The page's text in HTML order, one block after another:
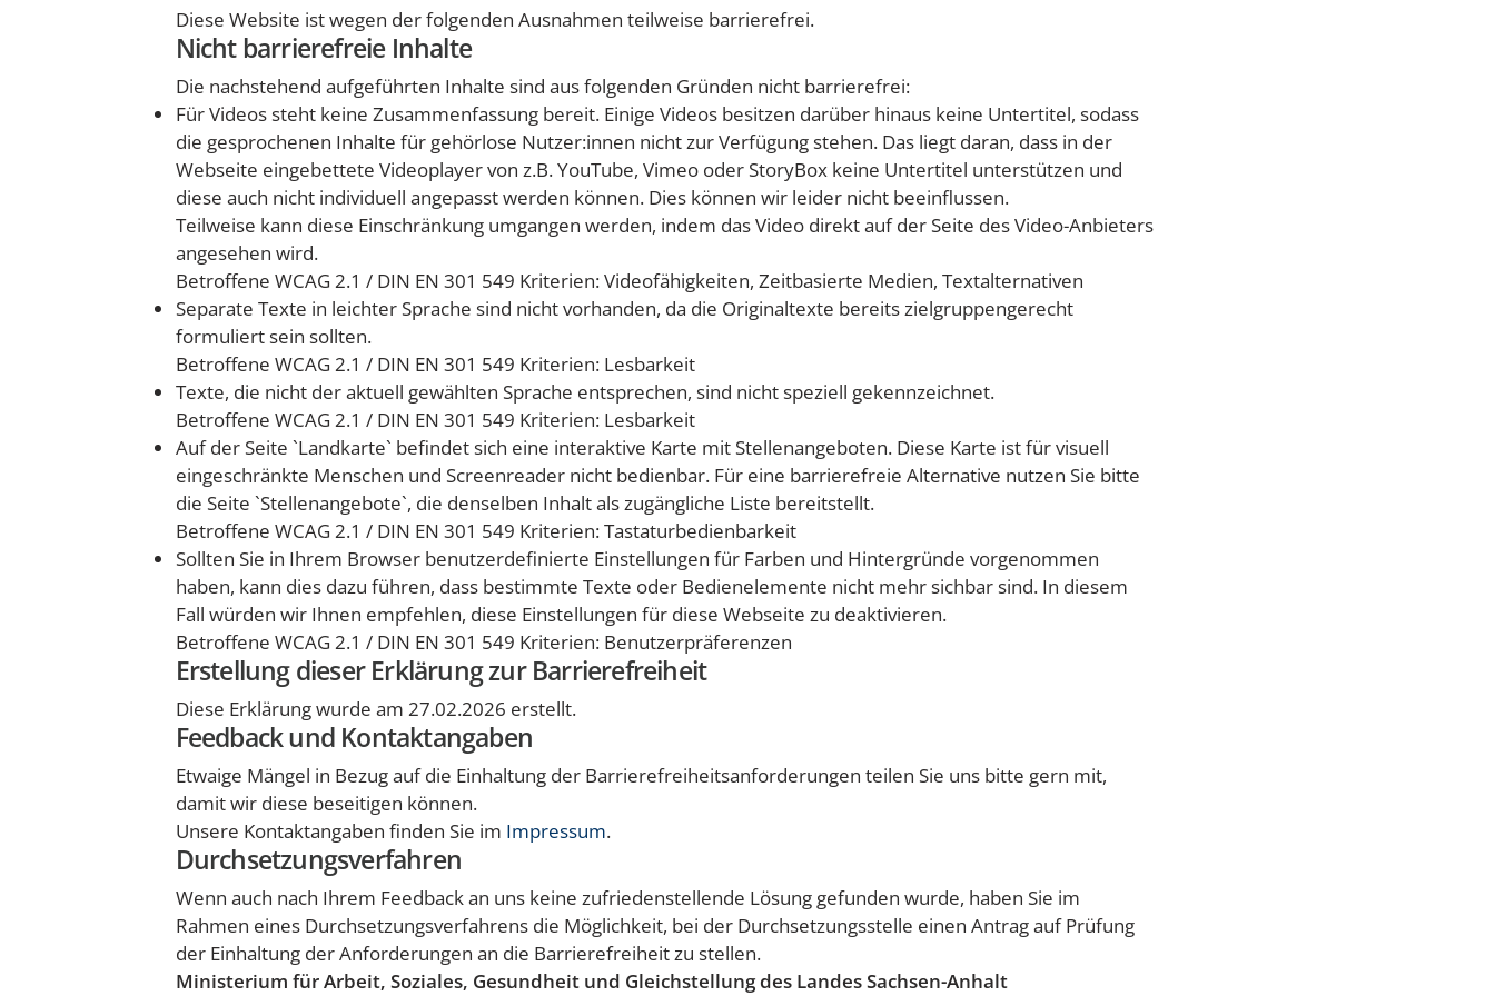
Diese Website ist wegen der folgenden Ausnahmen teilweise barrierefrei.
Nicht barrierefreie Inhalte
Die nachstehend aufgeführten Inhalte sind aus folgenden Gründen nicht barrierefrei:
Für Videos steht keine Zusammenfassung bereit. Einige Videos besitzen darüber hinaus keine Untertitel, sodass
die gesprochenen Inhalte für gehörlose Nutzer:innen nicht zur Verfügung stehen. Das liegt daran, dass in der
Webseite eingebettete Videoplayer von z.B. YouTube, Vimeo oder StoryBox keine Untertitel unterstützen und
diese auch nicht individuell angepasst werden können. Dies können wir leider nicht beeinflussen.
Teilweise kann diese Einschränkung umgangen werden, indem das Video direkt auf der Seite des Video-Anbieters
angesehen wird.
Betroffene WCAG 2.1 / DIN EN 301 549 Kriterien: Videofähigkeiten, Zeitbasierte Medien, Textalternativen
Separate Texte in leichter Sprache sind nicht vorhanden, da die Originaltexte bereits zielgruppengerecht
formuliert sein sollten.
Betroffene WCAG 2.1 / DIN EN 301 549 Kriterien: Lesbarkeit
Texte, die nicht der aktuell gewählten Sprache entsprechen, sind nicht speziell gekennzeichnet.
Betroffene WCAG 2.1 / DIN EN 301 549 Kriterien: Lesbarkeit
Auf der Seite `Landkarte` befindet sich eine interaktive Karte mit Stellenangeboten. Diese Karte ist für visuell
eingeschränkte Menschen und Screenreader nicht bedienbar. Für eine barrierefreie Alternative nutzen Sie bitte
die Seite `Stellenangebote`, die denselben Inhalt als zugängliche Liste bereitstellt.
Betroffene WCAG 2.1 / DIN EN 301 549 Kriterien: Tastaturbedienbarkeit
Sollten Sie in Ihrem Browser benutzerdefinierte Einstellungen für Farben und Hintergründe vorgenommen
haben, kann dies dazu führen, dass bestimmte Texte oder Bedienelemente nicht mehr sichbar sind. In diesem
Fall würden wir Ihnen empfehlen, diese Einstellungen für diese Webseite zu deaktivieren.
Betroffene WCAG 2.1 / DIN EN 301 549 Kriterien: Benutzerpräferenzen
Erstellung dieser Erklärung zur Barrierefreiheit
Diese Erklärung wurde am 27.02.2026 erstellt.
Feedback und Kontaktangaben
Etwaige Mängel in Bezug auf die Einhaltung der Barrierefreiheitsanforderungen teilen Sie uns bitte gern mit,
damit wir diese beseitigen können.
Unsere Kontaktangaben finden Sie im Impressum.
Durchsetzungsverfahren
Wenn auch nach Ihrem Feedback an uns keine zufriedenstellende Lösung gefunden wurde, haben Sie im
Rahmen eines Durchsetzungsverfahrens die Möglichkeit, bei der Durchsetzungsstelle einen Antrag auf Prüfung
der Einhaltung der Anforderungen an die Barrierefreiheit zu stellen.
Ministerium für Arbeit, Soziales, Gesundheit und Gleichstellung des Landes Sachsen-Anhalt